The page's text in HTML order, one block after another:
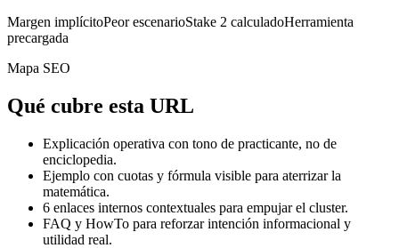
Margen implícitoPeor escenarioStake 2 calculadoHerramienta
precargada
Mapa SEO
Qué cubre esta URL
Explicación operativa con tono de practicante, no de
enciclopedia.
Ejemplo con cuotas y fórmula visible para aterrizar la
matemática.
6 enlaces internos contextuales para empujar el cluster.
FAQ y HowTo para reforzar intención informacional y
utilidad real.